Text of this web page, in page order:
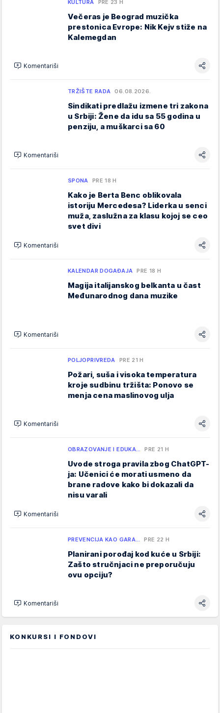
KULTURA PRE 23 H
Večeras je Beograd muzička
prestonica Evrope: Nik Kejv stiže na
Kalemegdan
Komentariši
TRŽIŠTE RADA 06.08.2026.
Sindikati predlažu izmene tri zakona
u Srbiji: Žene da idu sa 55 godina u
penziju, a muškarci sa 60
Komentariši
SPONA PRE 18 H
Kako je Berta Benc oblikovala
istoriju Mercedesa? Liderka u senci
muža, zaslužna za klasu kojoj se ceo
svet divi
Komentariši
KALENDAR DOGAĐAJA PRE 18 H
Magija italijanskog belkanta u čast
Međunarodnog dana muzike
Komentariši
POLJOPRIVREDA PRE 21 H
Požari, suša i visoka temperatura
kroje sudbinu tržišta: Ponovo se
menja cena maslinovog ulja
Komentariši
OBRAZOVANJE I EDUKA… PRE 21 H
Uvode stroga pravila zbog ChatGPT-
ja: Učenici će morati usmeno da
brane radove kako bi dokazali da
nisu varali
Komentariši
PREVENCIJA KAO GARA… PRE 22 H
Planirani porođaj kod kuće u Srbiji:
Zašto stručnjaci ne preporučuju
ovu opciju?
Komentariši
KONKURSI I FONDOVI